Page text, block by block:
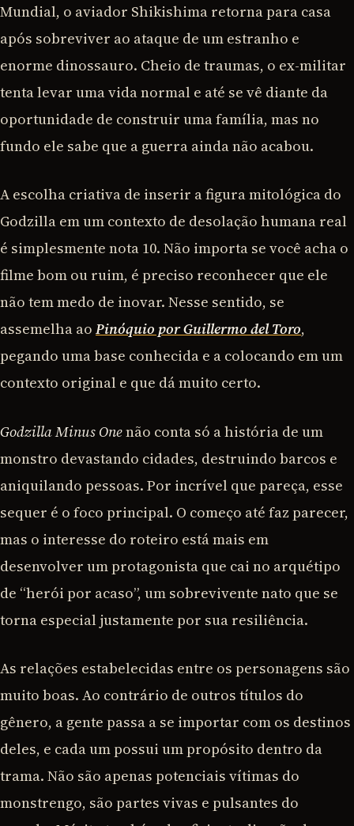
Mundial, o aviador Shikishima retorna para casa
após sobreviver ao ataque de um estranho e
enorme dinossauro. Cheio de traumas, o ex-militar
tenta levar uma vida normal e até se vê diante da
oportunidade de construir uma família, mas no
fundo ele sabe que a guerra ainda não acabou.
A escolha criativa de inserir a figura mitológica do
Godzilla em um contexto de desolação humana real
é simplesmente nota 10. Não importa se você acha o
filme bom ou ruim, é preciso reconhecer que ele
não tem medo de inovar. Nesse sentido, se
assemelha ao Pinóquio por Guillermo del Toro,
pegando uma base conhecida e a colocando em um
contexto original e que dá muito certo.
Godzilla Minus Onenão conta só a história de um
monstro devastando cidades, destruindo barcos e
aniquilando pessoas. Por incrível que pareça, esse
sequer é o foco principal. O começo até faz parecer,
mas o interesse do roteiro está mais em
desenvolver um protagonista que cai no arquétipo
de “herói por acaso”, um sobrevivente nato que se
torna especial justamente por sua resiliência.
As relações estabelecidas entre os personagens são
muito boas. Ao contrário de outros títulos do
gênero, a gente passa a se importar com os destinos
deles, e cada um possui um propósito dentro da
trama. Não são apenas potenciais vítimas do
monstrengo, são partes vivas e pulsantes do